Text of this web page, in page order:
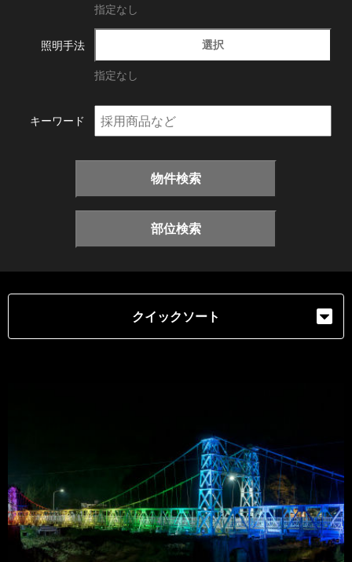
指定なし
照明手法 選択
指定なし
キーワード
物件検索
部位検索
クイックソート